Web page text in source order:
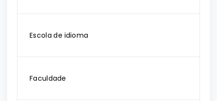
Escola de idioma
Faculdade